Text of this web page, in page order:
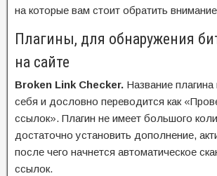
на которые вам стоит обратить
Плагины, для обнаружения
на сайте
Broken Link Checker. Название
себя и дословно переводится как
ссылок». Плагин не имеет большого
достаточно установить дополнение,
после чего начнется автоматическое
ссылок.